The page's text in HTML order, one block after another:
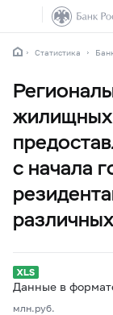
Статистика
жилищных
с начала
Данные в
млн.руб.